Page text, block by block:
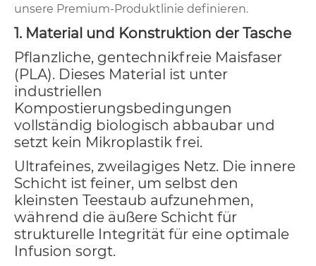
unsere Premium-Produktlinie definieren.
1. Material und Konstruktion der Tasche
Pflanzliche, gentechnikfreie Maisfaser
(PLA). Dieses Material ist unter
industriellen
Kompostierungsbedingungen
vollständig biologisch abbaubar und
setzt kein Mikroplastik frei.
Ultrafeines, zweilagiges Netz. Die innere
Schicht ist feiner, um selbst den
kleinsten Teestaub aufzunehmen,
während die äußere Schicht für
strukturelle Integrität für eine optimale
Infusion sorgt.